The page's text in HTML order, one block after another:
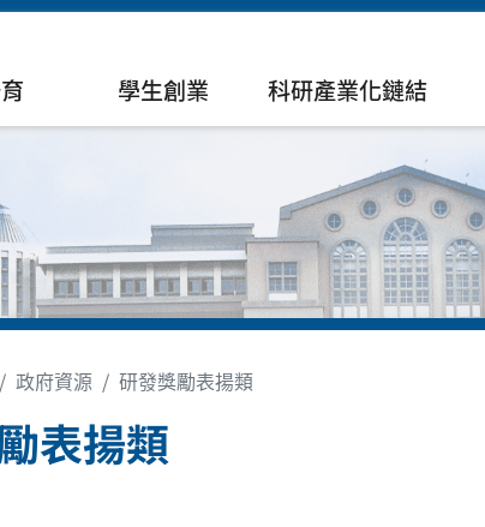
學生創業 科研產業化鏈結
政府資源 研發獎勵表揚類
表揚類